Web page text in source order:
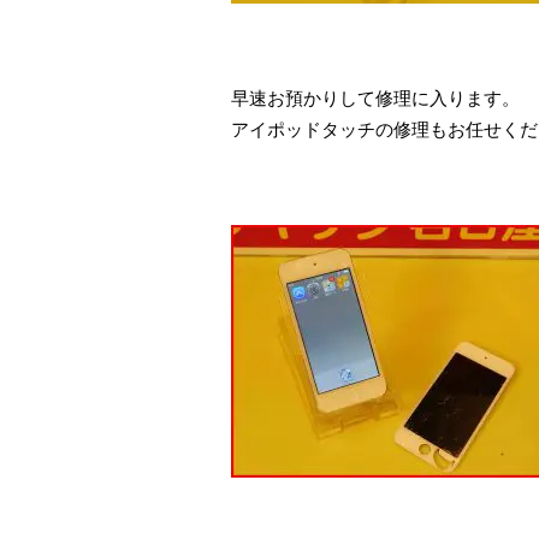
早速お預かりして修理に入ります。
アイポッドタッチの修理もお任せく